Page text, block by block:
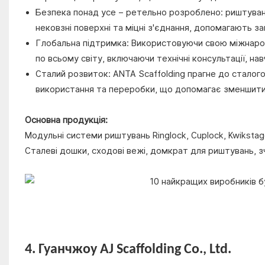
Безпека понад усе – ретельно розроблено:
нековзні поверхні та міцні з'єднання, допомагають
Глобальна підтримка: Використовуючи свою
по всьому світу, включаючи технічні консультації,
Сталий розвиток: ANTA Scaffolding прагне до
використання та переробки, що допомагає
Основна продукція:
Модульні системи риштувань Ringlock, Cuplock,
Сталеві дошки, сходові вежі, домкрат для риштувань,
4. Гуанчжоу AJ Scaffolding Co., Ltd.